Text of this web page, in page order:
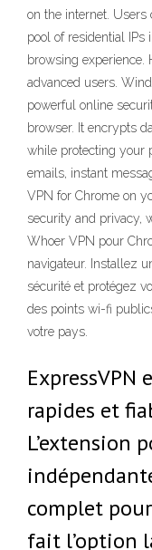
on the internet. Users
pool of residential IPs
browsing experience.
advanced users.
powerful online
browser. It encrypts
while protecting your
emails, instant
VPN for Chrome on
security and privacy,
Whoer VPN pour
navigateur. Installez
sécurité et protégez
des points wi-fi
votre pays.
ExpressVPN
rapides et
L’extension
complet
fait l’option